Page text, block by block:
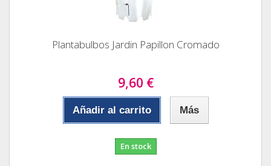
Plantabulbos Jardin Papillon Cromado
9,60 €
Añadir al carrito Más
En stock